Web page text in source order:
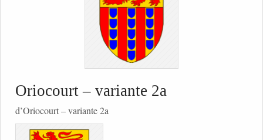
Oriocourt – variante 2a
d’Oriocourt – variante 2a